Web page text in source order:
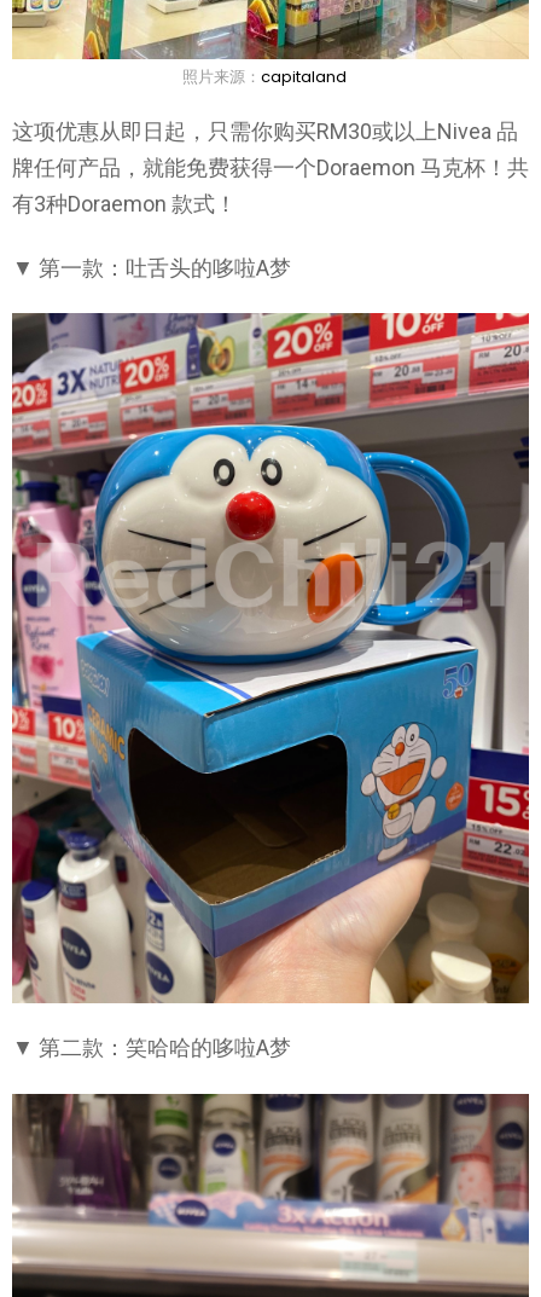
照片来源： capitaland
这项优惠从即日起，只需你购买RM30或以上Nivea 品
牌任何产品，就能免费获得一个Doraemon 马克杯！共
有3种Doraemon 款式！
▼ 第一款：吐舌头的哆啦A梦
▼ 第二款：笑哈哈的哆啦A梦